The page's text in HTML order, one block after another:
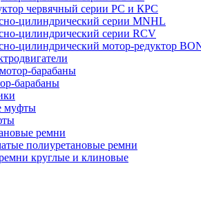
червячный серии РС и КРС
цилиндрический серии MNHL
цилиндрический серии RCV
цилиндрический мотор-редуктор
барабаны
барабаны
муфты
ремни
полиуретановые ремни
круглые и клиновые